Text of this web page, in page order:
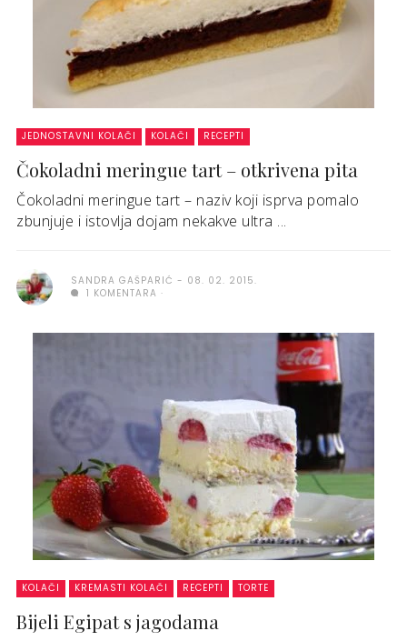
JEDNOSTAVNI KOLAČI KOLAČI RECEPTI
Čokoladni meringue tart – otkrivena pita
Čokoladni meringue tart – naziv koji isprva pomalo
zbunjuje i istovlja dojam nekakve ultra ...
SANDRA GAŠPARIĆ
08. 02. 2015.
1 KOMENTARA
KOLAČI KREMASTI KOLAČI RECEPTI TORTE
Bijeli Egipat s jagodama